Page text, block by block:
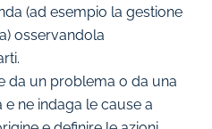
(ad esempio la gestione
osservandola
da un problema o da una
ne indaga le cause a